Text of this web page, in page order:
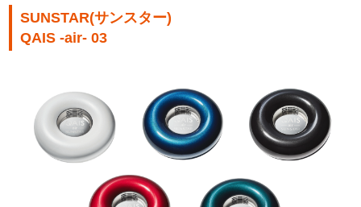
SUNSTAR(サンスター)
QAIS -air- 03